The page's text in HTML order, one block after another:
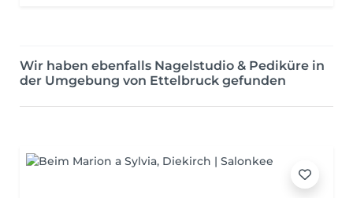
Wir haben ebenfalls Nagelstudio & Pediküre in
der Umgebung von Ettelbruck gefunden